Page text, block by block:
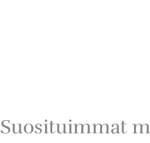
Suosituimmat